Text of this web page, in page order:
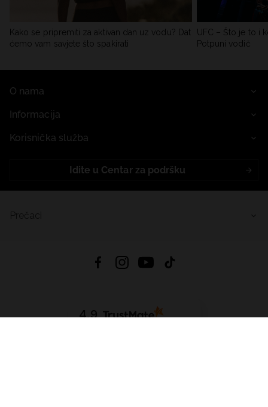
Kako se pripremiti za aktivan dan uz vodu? Dat
ćemo vam savjete što spakirati
UFC – Što je to i
Potpuni vodič
O nama
Informacija
Korisnička služba
Idite u Centar za podršku
4.9